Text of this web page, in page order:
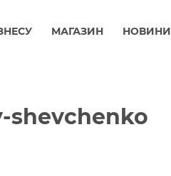
МАГАЗИН НОВИНИ
shevchenko